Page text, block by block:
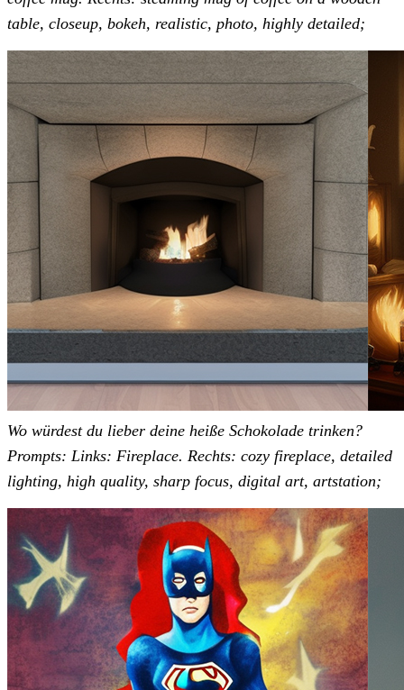
table, closeup, bokeh, realistic, photo, highly detailed;
Wo würdest du lieber deine heiße Schokolade trinken?
Prompts: Links: Fireplace. Rechts: cozy fireplace, detailed
lighting, high quality, sharp focus, digital art, artstation;